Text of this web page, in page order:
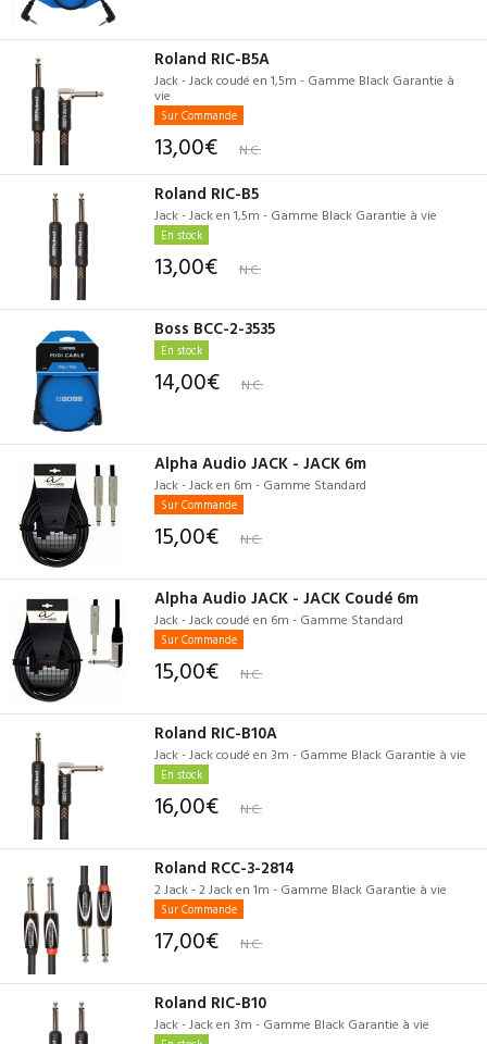
Roland RIC-B5A
Jack - Jack coudé en 1,5m - Gamme Black Garantie à
vie
Sur Commande
13,00€ N.C.
Roland RIC-B5
Jack - Jack en 1,5m - Gamme Black Garantie à vie
En stock
13,00€ N.C.
Boss BCC-2-3535
En stock
14,00€ N.C.
Alpha Audio JACK - JACK 6m
Jack - Jack en 6m - Gamme Standard
Sur Commande
15,00€ N.C.
Alpha Audio JACK - JACK Coudé 6m
Jack - Jack coudé en 6m - Gamme Standard
Sur Commande
15,00€ N.C.
Roland RIC-B10A
Jack - Jack coudé en 3m - Gamme Black Garantie à vie
En stock
16,00€ N.C.
Roland RCC-3-2814
2 Jack - 2 Jack en 1m - Gamme Black Garantie à vie
Sur Commande
17,00€ N.C.
Roland RIC-B10
Jack - Jack en 3m - Gamme Black Garantie à vie